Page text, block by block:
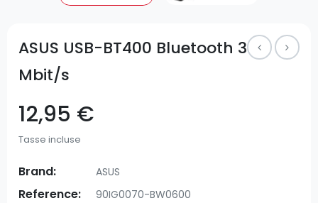
ASUS USB-BT400 Bluetooth 3
Mbit/s
12,95 €
Tasse incluse
Brand: ASUS
Reference: 90IG0070-BW0600